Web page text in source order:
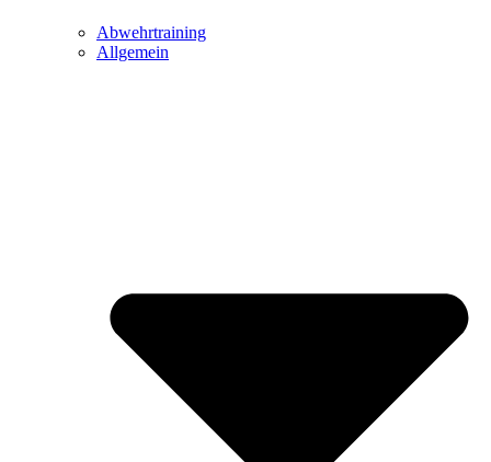
Abwehrtraining
Allgemein